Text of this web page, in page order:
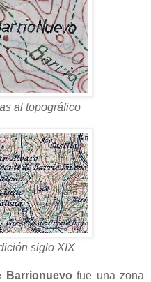
al topográfico
siglo XIX
Barrionuevo fue una zona